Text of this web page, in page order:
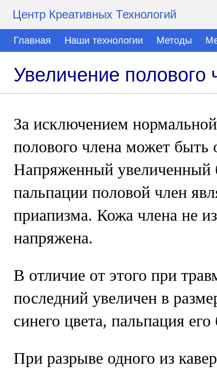
Центр Креативных Технологий
Главная Наши технологии Методы
Увеличение полового
За исключением
полового члена может
Напряженный увеличенный
пальпации половой член
приапизма. Кожа члена не
напряжена.
В отличие от этого при
последний увеличен в
синего цвета, пальпация его
При разрыве одного из